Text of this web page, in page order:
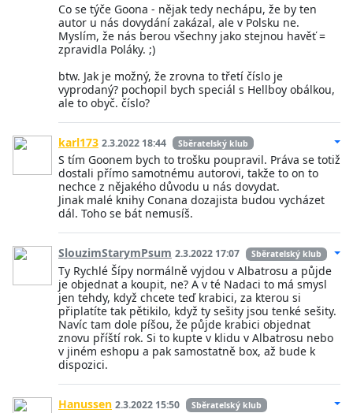
Co se týče Goona - nějak tedy nechápu, že by ten
autor u nás dovydání zakázal, ale v Polsku ne.
Myslím, že nás berou všechny jako stejnou havěť =
zpravidla Poláky. ;)
btw. Jak je možný, že zrovna to třetí číslo je
vyprodaný? pochopil bych speciál s Hellboy obálkou,
ale to obyč. číslo?
karl173 2.3.2022 18:44 Sběratelský klub
S tím Goonem bych to trošku poupravil. Práva se totiž
dostali přímo samotnému autorovi, takže to on to
nechce z nějakého důvodu u nás dovydat.
Jinak malé knihy Conana dozajista budou vycházet
dál. Toho se bát nemusíš.
SlouzimStarymPsum 2.3.2022 17:07 Sběratelský klub
Ty Rychlé Šípy normálně vyjdou v Albatrosu a půjde
je objednat a koupit, ne? A v té Nadaci to má smysl
jen tehdy, když chcete teď krabici, za kterou si
připlatíte tak pětikilo, když ty sešity jsou tenké sešity.
Navíc tam dole píšou, že půjde krabici objednat
znovu příští rok. Si to kupte v klidu v Albatrosu nebo
v jiném eshopu a pak samostatně box, až bude k
dispozici.
Hanussen 2.3.2022 15:50 Sběratelský klub